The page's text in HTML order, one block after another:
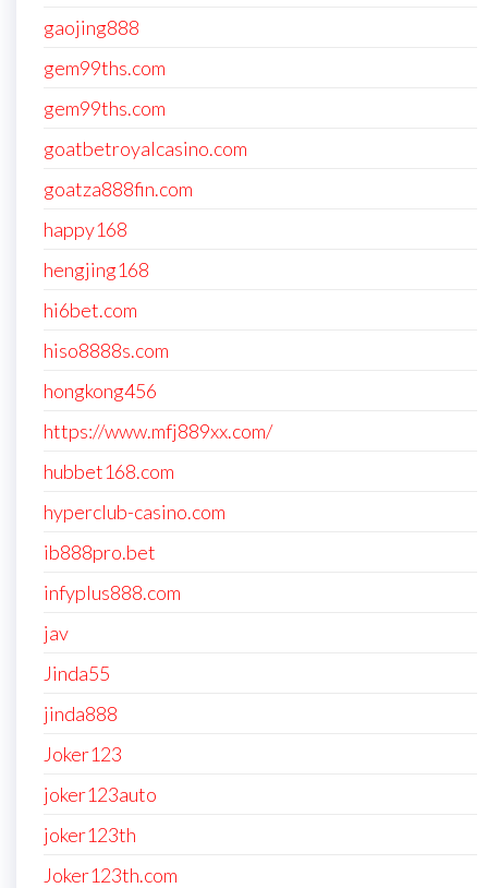
gaojing888
gem99ths.com
gem99ths.com
goatbetroyalcasino.com
goatza888fin.com
happy168
hengjing168
hi6bet.com
hiso8888s.com
hongkong456
https://www.mfj889xx.com/
hubbet168.com
hyperclub-casino.com
ib888pro.bet
infyplus888.com
jav
Jinda55
jinda888
Joker123
joker123auto
joker123th
Joker123th.com